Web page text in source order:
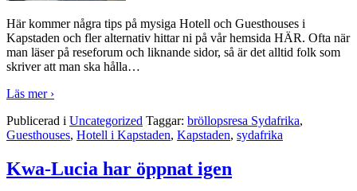
Här kommer några tips på mysiga Hotell och Guesthouses i
Kapstaden och fler alternativ hittar ni på vår hemsida HÄR. Ofta när
man läser på reseforum och liknande sidor, så är det alltid folk som
skriver att man ska hålla…
Läs mer ›
Publicerad i Uncategorized Taggar: bröllopsresa Sydafrika,
Guesthouses, Hotell i Kapstaden, Kapstaden, sydafrika
Kwa-Lucia har öppnat igen